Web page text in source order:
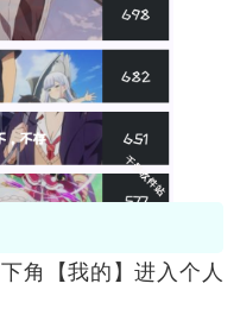
角【我的】进入个人